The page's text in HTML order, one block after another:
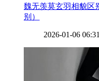
魏无羡莫玄羽相貌区
别）
2026-01-06